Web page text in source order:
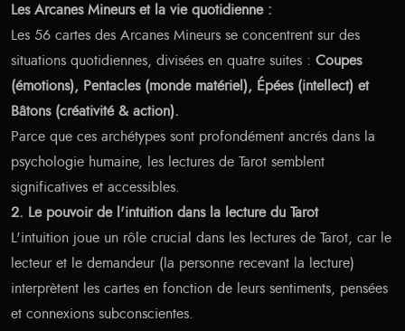
Les Arcanes Mineurs et la vie quotidienne :
Les 56 cartes des Arcanes Mineurs se concentrent sur des
situations quotidiennes, divisées en quatre suites : Coupes
(émotions), Pentacles (monde matériel), Épées (intellect) et
Bâtons (créativité & action).
Parce que ces archétypes sont profondément ancrés dans la
psychologie humaine, les lectures de Tarot semblent
significatives et accessibles.
2. Le pouvoir de l'intuition dans la lecture du Tarot
L'intuition joue un rôle crucial dans les lectures de Tarot, car le
lecteur et le demandeur (la personne recevant la lecture)
interprètent les cartes en fonction de leurs sentiments, pensées
et connexions subconscientes.